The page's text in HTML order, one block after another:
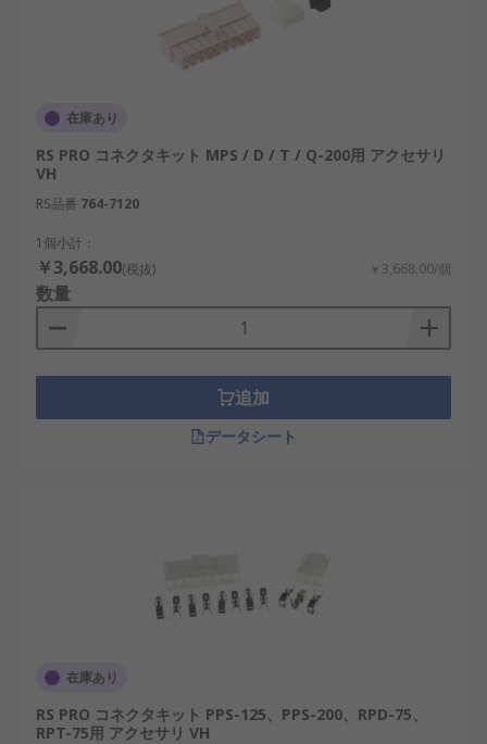
TDKラムダ：日本の大手電源メーカーで、電
源モジュールやフィルタを製造
Siemens：産業オートメーション向けの電源
ローバルブランド
Phoenix Contact：DINレールアクセサリや電
オムロン：日本の電源制御技術のリーダーで
あり、電源リレーや保護機器を開発
電源アクセサリは、安全性、耐久性、省エネルギー
性を向上させる重要な部品です。適切なアクセサリ
を選ぶことで、電源管理の最適化が図れ、さまざま
な産業や技術分野での応用が可能になります。
知されています。当社の製品は、日本の最高水準の
性能と信頼性を満たすように設計されています。さ
ざまな用途に対応する幅広い電源コネクタや電源コ
ードカバーを卸売価格で提供しています。電源アク
セサリを選択する際、RSはおすすめ品と交換部品を
在庫あり
RS PRO コネクタキット MPS / D / T / Q-200用 アクセサリ
VH
RS品番 764-7120
1個小計：
￥3,668.00(税抜) ￥3,668.00/個
数量
追加
データシート
在庫あり
RS PRO コネクタキット PPS-125、PPS-200、RPD-75、
RPT-75用 アクセサリ VH